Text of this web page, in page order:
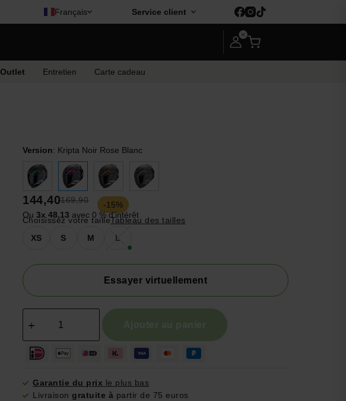
Français Service client
Outlet Entretien Carte cadeau
Version: Kripta Noir Rose Blanc
169,90
144,40
-15%
Ou 3x 48,13 avec 0 % d'intérêt
Choisissez votre tailleTableau des tailles
XS
S M L
Essayer virtuellement
Ajouter au panier
Garantie du prix le plus bas
Livraison gratuite à partir de 75 euros